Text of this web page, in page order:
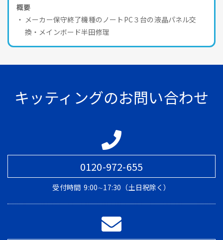
概要
メーカー保守終了機種のノートPC３台の液晶パネル交
換・メインボード半田修理
キッティングのお問い合わせ
0120-972-655
受付時間 9:00∼17:30（土日祝除く）